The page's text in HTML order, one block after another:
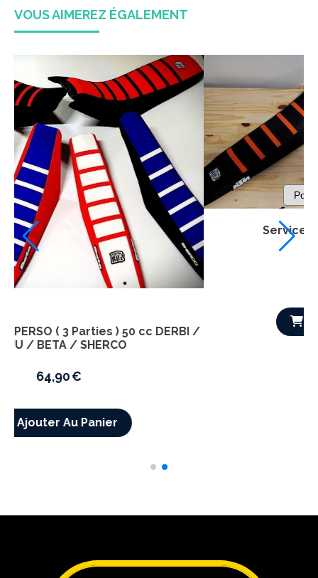
VOUS AIMEREZ ÉGALEMENT
Housse de selle PERSO ( 3 Parties ) 50 cc